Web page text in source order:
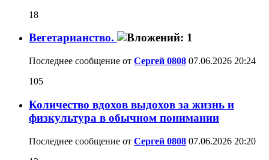
18
Вегетарианство.
Последнее сообщение от Сергей 0808 07.06.2026 20:24
105
Количество вдохов выдохов за жизнь и
физкультура в обычном понимании
Последнее сообщение от Сергей 0808 07.06.2026 20:20